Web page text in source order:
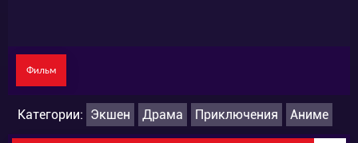
Фильм
Категории: Экшен Драма Приключения Аниме